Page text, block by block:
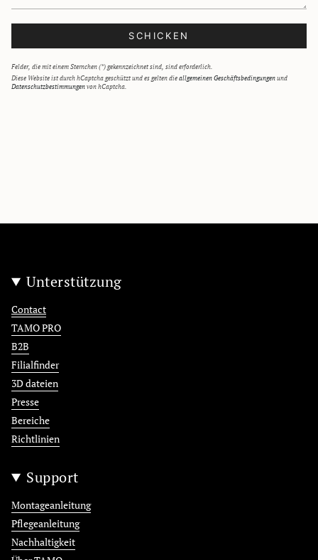
SCHICKEN
Felder, die mit einem Sternchen (*) gekennzeichnet sind, sind erforderlich.
Diese Website ist durch hCaptcha geschützt und es gelten dieallgemeinen Geschäftsbedingungenund
Datenschutzbestimmungenvon hCaptcha.
Unterstützung
Contact
TAMO PRO
B2B
Filialfinder
3D dateien
Presse
Bereiche
Richtlinien
Support
Montageanleitung
Pflegeanleitung
Nachhaltigkeit